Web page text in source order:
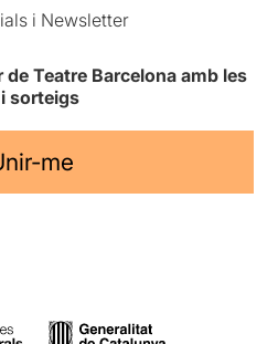
i Newsletter
Teatre Barcelona amb les
sorteigs
me